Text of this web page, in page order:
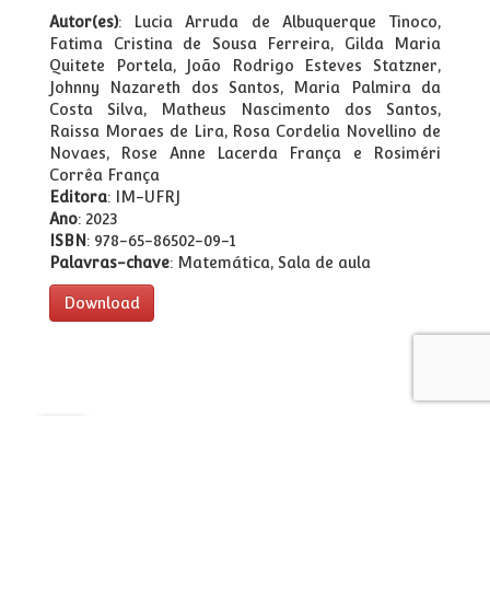
Autor(es): Lucia Arruda de Albuquerque Tinoco,
Fatima Cristina de Sousa Ferreira, Gilda Maria
Quitete Portela, João Rodrigo Esteves Statzner,
Johnny Nazareth dos Santos, Maria Palmira da
Costa Silva, Matheus Nascimento dos Santos,
Raissa Moraes de Lira, Rosa Cordelia Novellino de
Novaes, Rose Anne Lacerda França e Rosiméri
Corrêa França
Editora: IM-UFRJ
Ano: 2023
ISBN : 978-65-86502-09-1
Palavras-chave: Matemática, Sala de aula
Download